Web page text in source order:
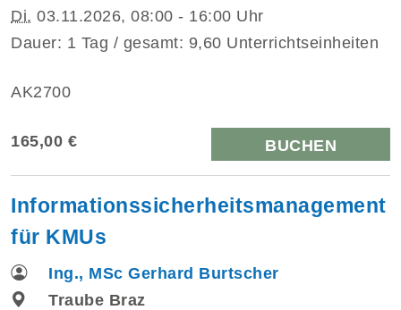
Di. 03.11.2026, 08:00 - 16:00 Uhr
Dauer: 1 Tag / gesamt: 9,60 Unterrichtseinheiten
AK2700
165,00 € BUCHEN
Informationssicherheitsmanagement
für KMUs
Ing., MSc Gerhard Burtscher
Traube Braz